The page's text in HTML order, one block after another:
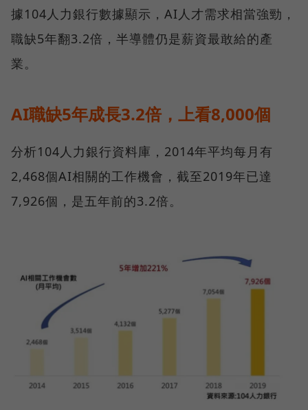
據104人力銀行數據顯示，AI人才需求相當強勁，
職缺5年翻3.2倍，半導體仍是薪資最敢給的產
業。
AI職缺5年成長3.2倍，上看8,000個
分析104人力銀行資料庫，2014年平均每月有
2,468個AI相關的工作機會，截至2019年已達
7,926個，是五年前的3.2倍。